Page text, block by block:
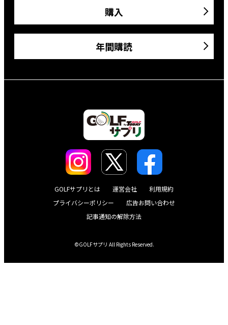
購入
年間購読
GOLFサプリとは 運営会社
利用規約
プライバシーポリシー
広告お問い合わせ
記事通知の解除方法
©GOLFサプリ All Rights Reserved.